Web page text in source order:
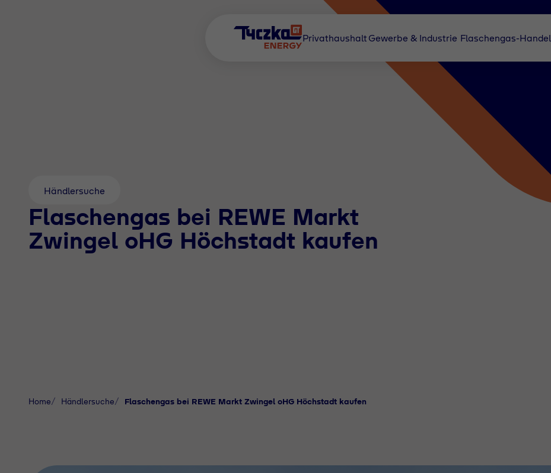
Privathaushalt Gewerbe & Industrie Flaschengas-Handel
Händlersuche
Flaschengas bei REWE Markt
Zwingel oHG Höchstadt kaufen
Home Händlersuche Flaschengas bei REWE Markt Zwingel oHG Höchstadt kaufen